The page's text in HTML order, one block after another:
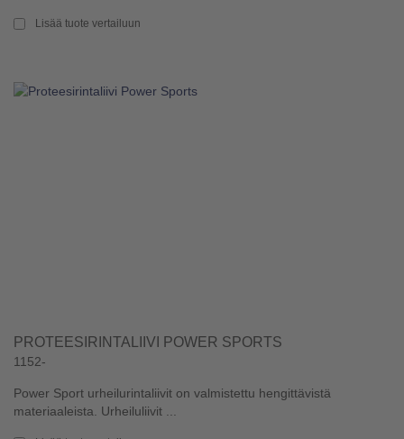
Lisää tuote vertailuun
PROTEESIRINTALIIVI POWER SPORTS
1152-
Power Sport urheilurintaliivit on valmistettu hengittävistä
materiaaleista. Urheiluliivit ...